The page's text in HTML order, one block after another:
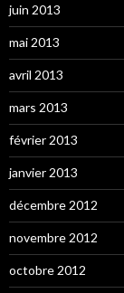
juin 2013
mai 2013
avril 2013
mars 2013
février 2013
janvier 2013
décembre 2012
novembre 2012
octobre 2012